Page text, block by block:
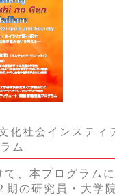
化社会インスティ
ム
、本プログラム
期の研究員・大学